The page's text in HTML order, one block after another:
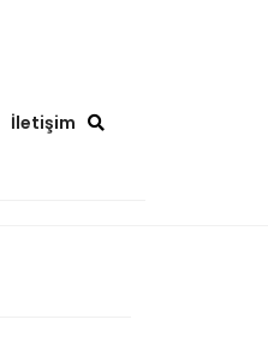
İletişim